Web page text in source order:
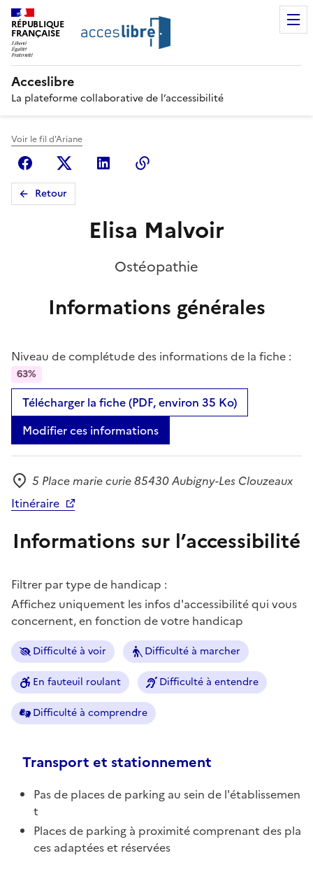
RÉPUBLIQUE
FRANÇAISE
Acceslibre
La plateforme collaborative de l’accessibilité
Voir le fil d'Ariane
FacebookX (anciennement Twitter)
Linkedin
Retour
Elisa Malvoir
Ostéopathie
Informations générales
Niveau de complétude des informations de la fiche :
63%
Télécharger la fiche (PDF, environ 35 Ko)
Modifier ces informations
Adresse
5 Place marie curie 85430 Aubigny-Les Clouzeaux
Itinéraire
Informations sur l’accessibilité
Filtrer par type de handicap :
Affichez uniquement les infos d'accessibilité qui vous
concernent, en fonction de votre handicap
Difficulté à voir Difficulté à marcher
En fauteuil roulant Difficulté à entendre
Difficulté à comprendre
Transport et stationnement
Pas de places de parking au sein de l'établissemen
t
Places de parking à proximité comprenant des pla
ces adaptées et réservées